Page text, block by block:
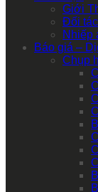
Giới
Đối tác
Nhiếp
Báo giá –
Chụp